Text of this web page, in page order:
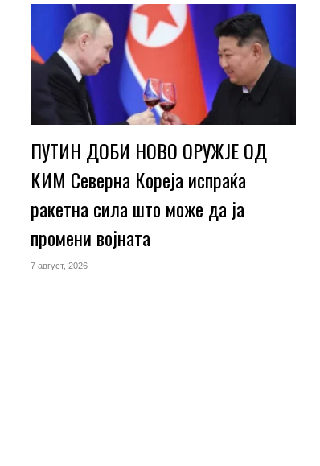
ПУТИН ДОБИ НОВО ОРУЖЈЕ ОД
КИМ Северна Кореја испраќа
ракетна сила што може да ја
промени војната
7 август, 2026